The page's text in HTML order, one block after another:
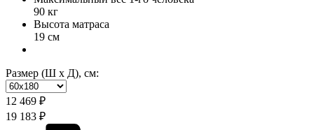
90 кг
Высота матраса
19 см
Размер (Ш х Д), см:
12 469 ₽
19 183 ₽